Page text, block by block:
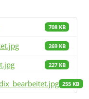
708 KB
269 KB
227 KB
255 KB